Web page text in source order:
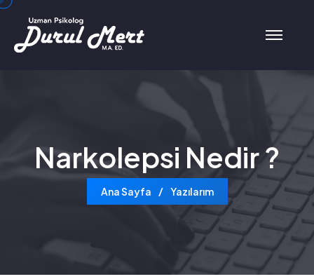
Narkolepsi Nedir ?
Ana Sayfa Yazılarım